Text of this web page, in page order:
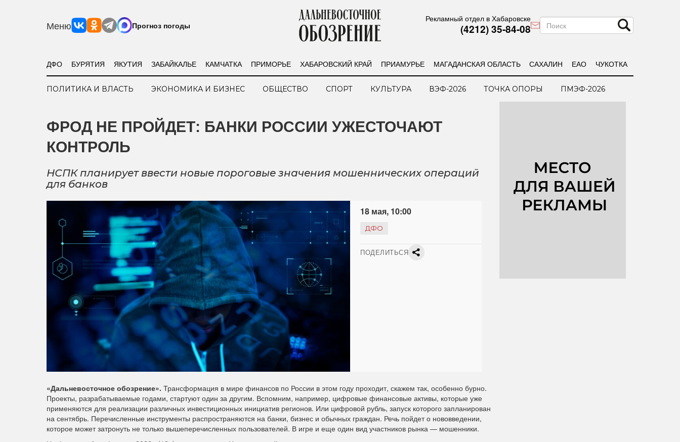
Меню Прогноз погоды
Рекламный отдел в Хабаровске
(4212) 35-84-08
ДФО БУРЯТИЯ ЯКУТИЯ ЗАБАЙКАЛЬЕ КАМЧАТКА ПРИМОРЬЕ ХАБАРОВСКИЙ КРАЙ ПРИАМУРЬЕ МАГАДАНСКАЯ ОБЛАСТЬ САХАЛИН ЕАО ЧУКОТКА
ПОЛИТИКА И ВЛАСТЬ ЭКОНОМИКА И БИЗНЕС ОБЩЕСТВО СПОРТ КУЛЬТУРА ВЭФ-2026 ТОЧКА ОПОРЫ ПМЭФ-2026
ФРОД НЕ ПРОЙДЕТ: БАНКИ РОССИИ УЖЕСТОЧАЮТ
КОНТРОЛЬ
НСПК планирует ввести новые пороговые значения мошеннических операций
для банков
18 мая, 10:00
ДФО
ПОДЕЛИТЬСЯ
«Дальневосточное обозрение». Трансформация в мире финансов по России в этом году проходит, скажем так, особенно бурно.
Проекты, разрабатываемые годами, стартуют один за другим. Вспомним, например, цифровые финансовые активы, которые уже
применяются для реализации различных инвестиционных инициатив регионов. Или цифровой рубль, запуск которого запланирован
на сентябрь. Перечисленные инструменты распространяются на банки, бизнес и обычных граждан. Речь пойдет о нововведении,
которое может затронуть не только вышеперечисленных пользователей. В игре и еще один вид участников рынка — мошенники.